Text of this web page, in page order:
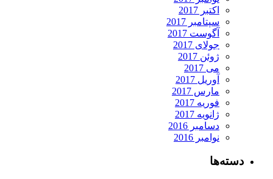
اکتبر 2017
سپتامبر 2017
آگوست 2017
جولای 2017
ژوئن 2017
می 2017
آوریل 2017
مارس 2017
فوریه 2017
ژانویه 2017
دسامبر 2016
نوامبر 2016
دسته‌ها